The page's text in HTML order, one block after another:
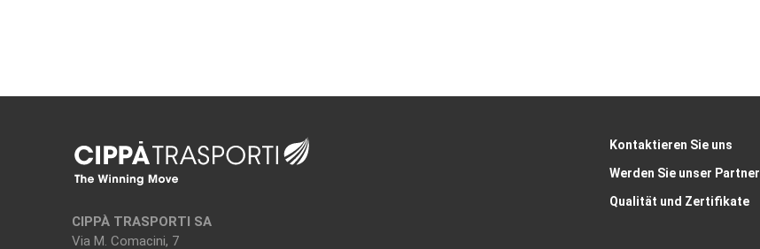
CIPPÀ TRASPORTI SA
Via M. Comacini, 7
Kontaktieren Sie uns
Werden Sie unser Partner
Qualität und Zertifikate